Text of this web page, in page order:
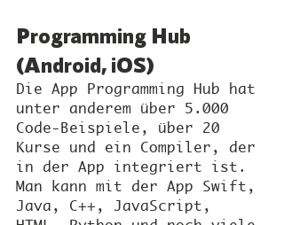
Programming Hub
(Android, iOS)
Die App Programming Hub hat
unter anderem über 5.000
Code-Beispiele, über 20
Kurse und ein Compiler, der
in der App integriert ist.
Man kann mit der App Swift,
Java, C++, JavaScript,